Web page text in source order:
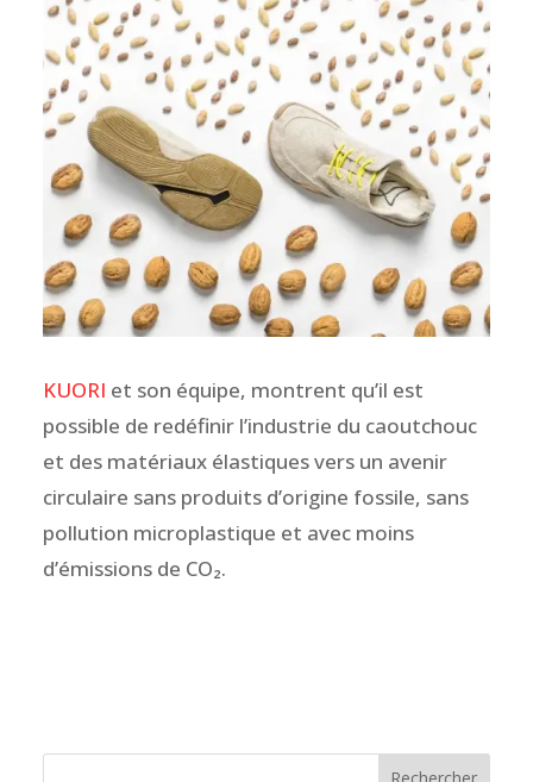
KUORI et son équipe, montrent qu’il est
possible de redéfinir l’industrie du caoutchouc
et des matériaux élastiques vers un avenir
circulaire sans produits d’origine fossile, sans
pollution microplastique et avec moins
d’émissions de CO₂.